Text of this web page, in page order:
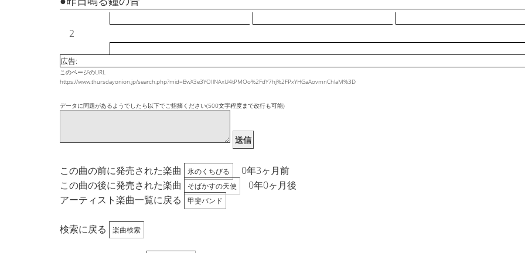
2
広告:
このページのURL
https://www.thursdayonion.jp/search.php?mid=BwX3e3YOIlNAxU4tPMOo%2FdY7hj%2FPxYHGaAovmnChlaM%3D
データに問題があるようでしたら以下でご指摘ください(500文字程度まで改行も可能)
送信
この曲の前に発売された楽曲 氷のくちびる
0年3ヶ月前
この曲の後に発売された楽曲
そばかすの天使
0年0ヶ月後
アーティスト楽曲一覧に戻る
甲斐バンド
検索に戻る 楽曲検索